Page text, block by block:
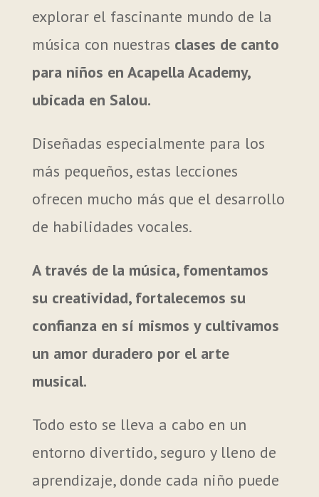
explorar el fascinante mundo de la
música con nuestras clases de canto
para niños en Acapella Academy,
ubicada en Salou.
Diseñadas especialmente para los
más pequeños, estas lecciones
ofrecen mucho más que el desarrollo
de habilidades vocales.
A través de la música, fomentamos
su creatividad, fortalecemos su
confianza en sí mismos y cultivamos
un amor duradero por el arte
musical.
Todo esto se lleva a cabo en un
entorno divertido, seguro y lleno de
aprendizaje, donde cada niño puede